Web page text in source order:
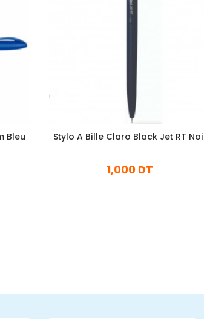
Bleu Stylo A Bille Claro Black Jet RT
1,000 DT